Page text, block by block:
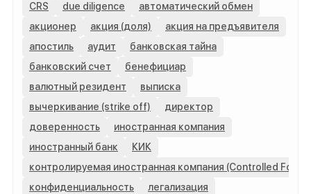
CRS due diligence
автоматический обмен
акционер
акция (доля)
акция на предъявителя
апостиль
аудит
банковская тайна
банковский счет
бенефициар
валютный резидент
выписка
вычеркивание (strike off)
директор
доверенность
иностранная компания
иностранный банк
КИК
контролируемая иностранная компания (Controlled
конфиденциальность
легализация